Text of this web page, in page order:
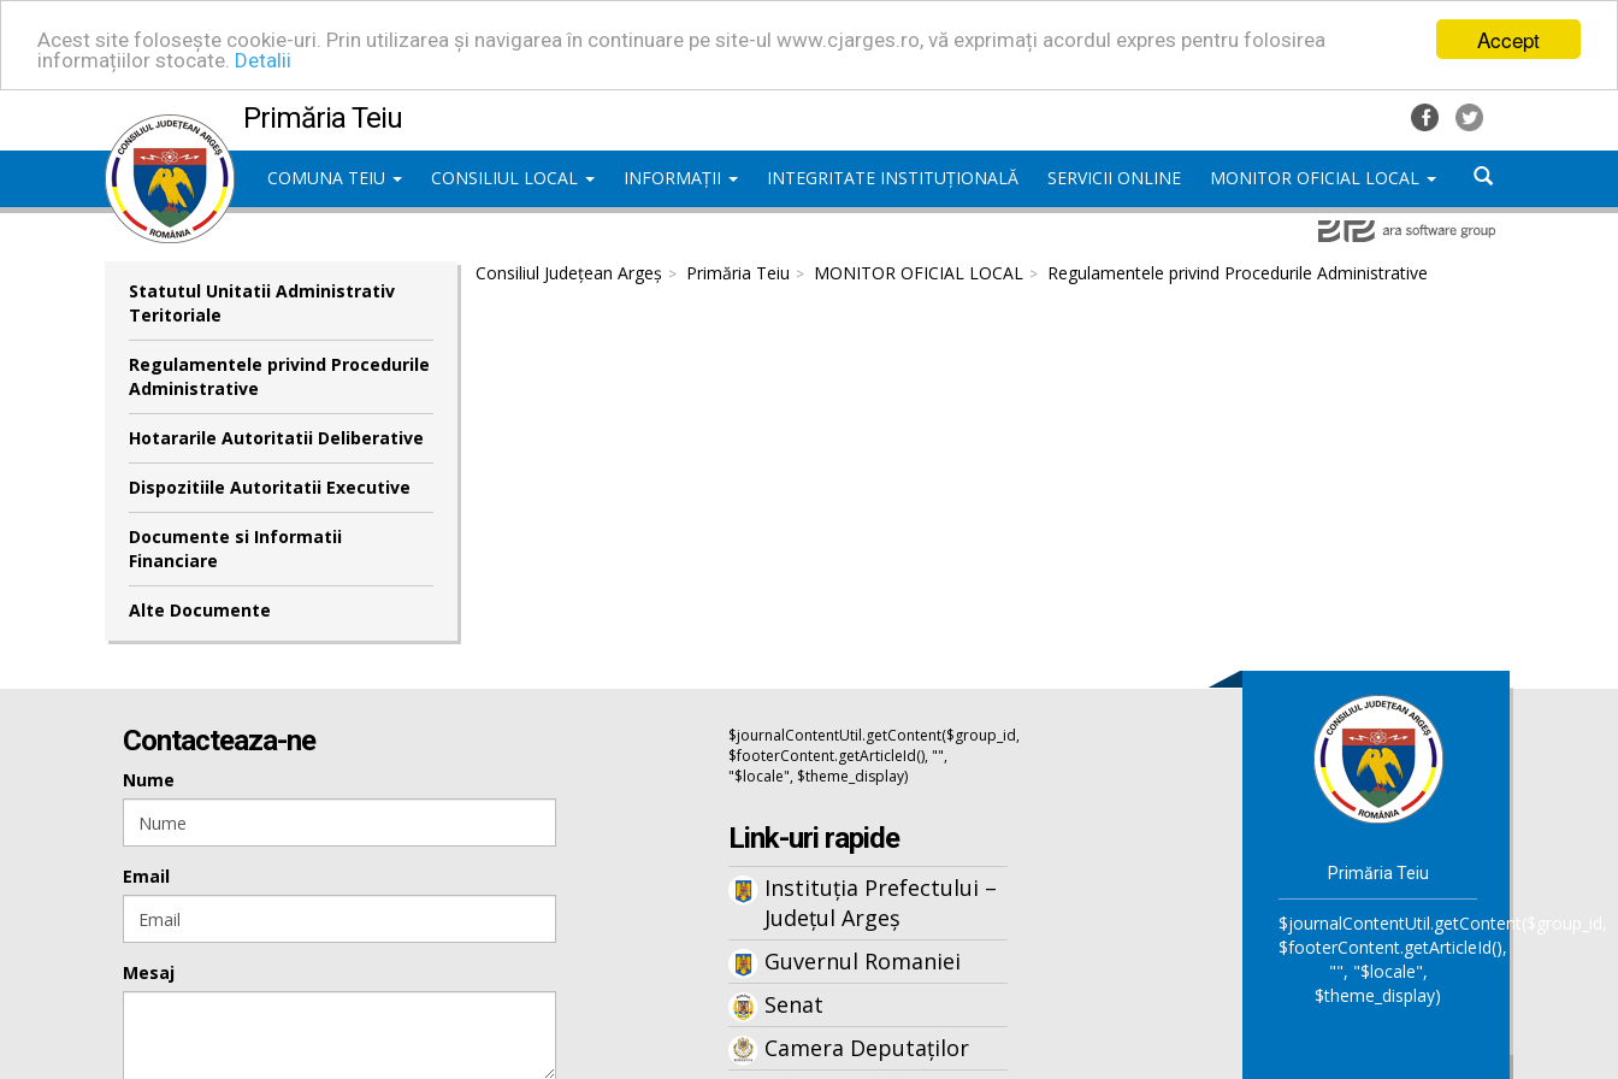
Accept
Acest site folosește cookie-uri. Prin utilizarea și navigarea în continuare pe site-ul www.cjarges.ro, vă exprimați acordul expres pentru folosirea
informațiilor stocate. Detalii
Primăria Teiu
COMUNA TEIU CONSILIUL LOCAL INFORMAȚII INTEGRITATE INSTITUȚIONALĂ SERVICII ONLINE MONITOR OFICIAL LOCAL
Statutul Unitatii Administrativ
Teritoriale
Regulamentele privind Procedurile
Administrative
Hotararile Autoritatii Deliberative
Dispozitiile Autoritatii Executive
Documente si Informatii
Financiare
Alte Documente
Consiliul Județean Argeș Primăria Teiu MONITOR OFICIAL LOCAL Regulamentele privind Procedurile Administrative
Contacteaza-ne
Nume
Email
Mesaj
$journalContentUtil.getContent($group_id,
$footerContent.getArticleId(), "",
"$locale", $theme_display)
Link-uri rapide
Instituția Prefectului –
Județul Argeș
Guvernul Romaniei
Senat
Camera Deputaților
Primăria Teiu
$journalContentUtil.getContent($group_id,
$footerContent.getArticleId(),
"", "$locale",
$theme_display)